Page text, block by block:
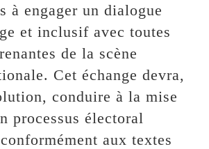
à engager un dialogue
et inclusif avec toutes
de la scène
Cet échange devra,
conduire à la mise
processus électoral
aux textes